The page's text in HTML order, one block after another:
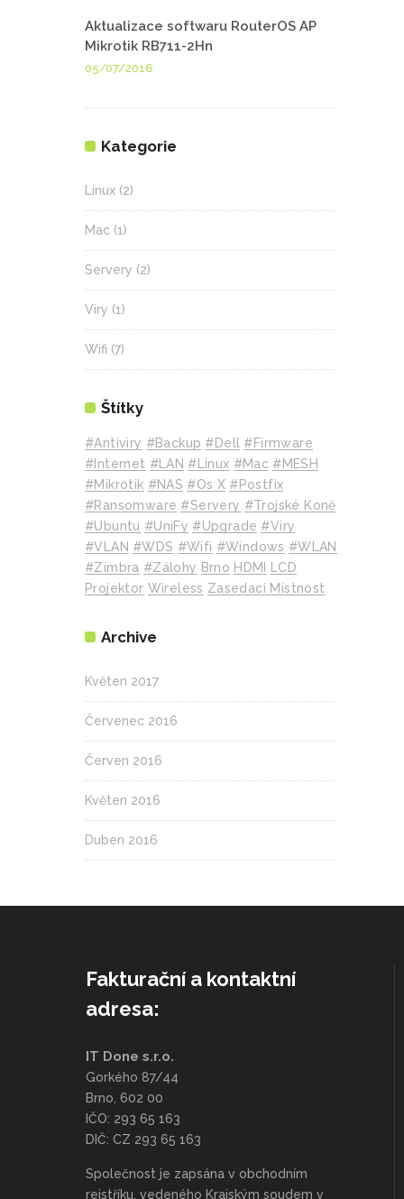
Aktualizace softwaru RouterOS AP
Mikrotik RB711-2Hn
05/07/2016
Kategorie
Linux (2)
Mac (1)
Servery (2)
Viry (1)
Wifi (7)
Štítky
#Antiviry #backup #Dell
#Firmware
#internet #LAN #Linux #mac #MESH
#mikrotik #NAS #Os X #Postfix
#Ransomware #Servery #Trojské Koně
#Ubuntu #UniFy #Upgrade #Viry
#VLAN #WDS #wifi #Windows #WLAN
#Zimbra #zálohy Brno HDMI
LCD
Projektor Wireless Zasedací Místnost
Archive
Květen 2017
Červenec 2016
Červen 2016
Květen 2016
Duben 2016
Fakturační a kontaktní
adresa:
IT Done s.r.o.
Gorkého 87/44
Brno, 602 00
IČO: 293 65 163
DIČ: CZ 293 65 163
Společnost je zapsána v obchodním
rejstříku, vedeného Krajským soudem v